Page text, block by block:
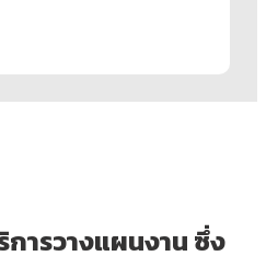
ารวางแผนงาน ซึ่ง